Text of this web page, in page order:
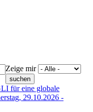
Zeige mir
für eine globale
29.10.2026 -